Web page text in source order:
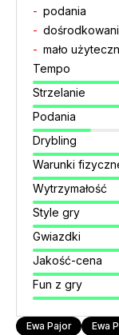
podania
mało
Tempo
Strzelanie
Podania
Drybling
Warunki
Wytrzymałość
Style gry
Gwiazdki
Jakość-cena
Fun z gry
Ewa Pajor Ewa